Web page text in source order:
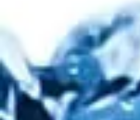
filtriranje vode za tuširanje